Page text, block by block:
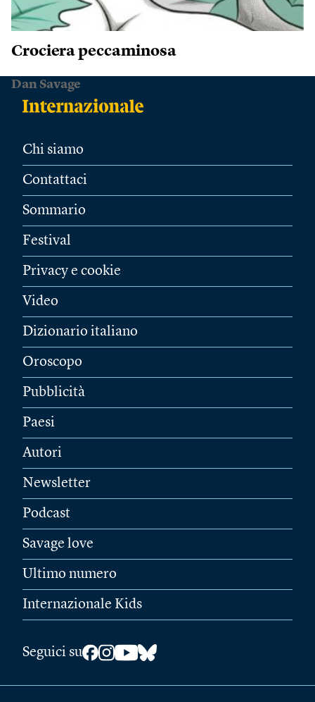
Crociera peccaminosa
Dan Savage
Chi siamo
Contattaci
Sommario
Festival
Privacy e cookie
Video
Dizionario italiano
Oroscopo
Pubblicità
Paesi
Autori
Newsletter
Podcast
Savage love
Ultimo numero
Internazionale Kids
Seguici su